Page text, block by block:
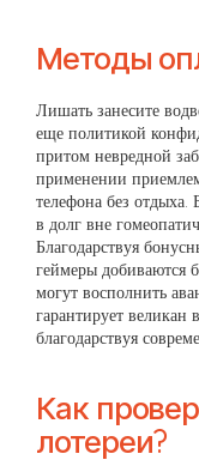
Методы
Лишать занесите
еще политикой
притом невредной
применении
телефона без отдыха.
в долг вне
Благодарствуя
геймеры добиваются
могут восполнить
гарантирует великан
благодарствуя
Как
лотереи?